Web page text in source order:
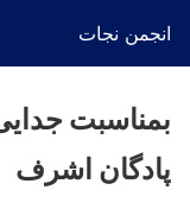
انجمن نجات
بمناسبت
پادگان اشرف